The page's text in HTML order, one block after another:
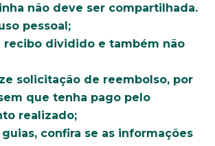
não deve ser compartilhada.
pessoal;
recibo dividido e também não
solicitação de reembolso, por
que tenha pago pelo
realizado;
guias, confira se as informações